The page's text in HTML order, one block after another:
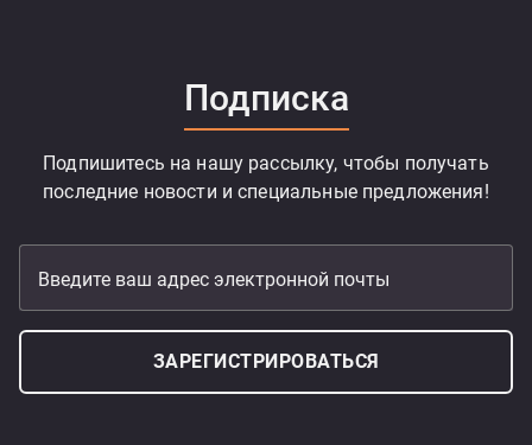
Подписка
Подпишитесь на нашу рассылку, чтобы получать
последние новости и специальные предложения!
Введите ваш адрес электронной почты
ЗАРЕГИСТРИРОВАТЬСЯ